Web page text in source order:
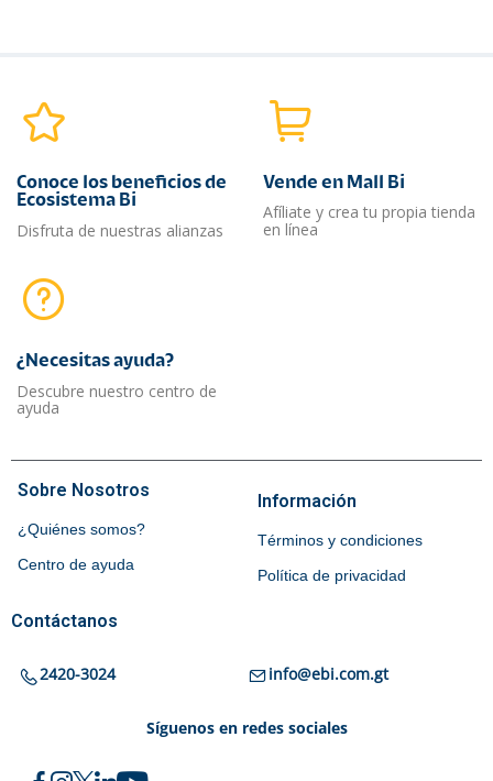
Conoce los beneficios de
Ecosistema Bi
Disfruta de nuestras alianzas
Vende en Mall Bi
Afíliate y crea tu propia tienda
en línea
¿Necesitas ayuda?​
Descubre nuestro centro de
ayuda
Sobre Nosotros
¿Quiénes somos?
Centro de ayuda
Información
Términos y condiciones
Política de privacidad
Contáctanos
2420-3024 info@ebi.com.gt
Síguenos en redes sociales